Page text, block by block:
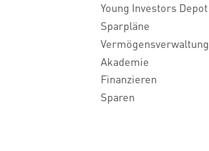
Young Investors Depot
Sparpläne
Vermögensverwaltung
Akademie
Finanzieren
Sparen